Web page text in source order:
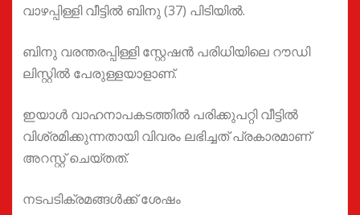
വാഴപ്പിള്ളി വീട്ടിൽ ബിനു (37) പിടിയിൽ.
ബിനു വരന്തരപ്പിള്ളി സ്റ്റേഷൻ പരിധിയിലെ റൗഡി
ലിസ്റ്റിൽ പേരുള്ളയാളാണ്.
ഇയാൾ വാഹനാപകടത്തിൽ പരിക്കുപറ്റി വീട്ടിൽ
വിശ്രമിക്കുന്നതായി വിവരം ലഭിച്ചത് പ്രകാരമാണ്
അറസ്റ്റ് ചെയ്തത്.
നടപടിക്രമങ്ങൾക്ക് ശേഷം